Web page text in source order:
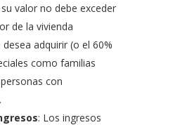
valor no debe exceder
de la vivienda
adquirir (o el 60%
como familias
con
: Los ingresos